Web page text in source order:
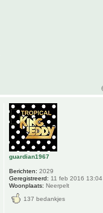
guardian1967
Berichten: 2029
Geregistreerd: 11 feb 2016 13:04
Woonplaats: Neerpelt
137 bedankjes